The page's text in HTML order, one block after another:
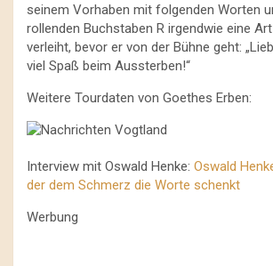
seinem Vorhaben mit folgenden Worten
rollenden Buchstaben R irgendwie eine
verleiht, bevor er von der Bühne geht:
viel Spaß beim Aussterben!“
Weitere Tourdaten von Goethes Erben:
Interview mit Oswald Henke: Oswald
der dem Schmerz die Worte schenkt
Werbung